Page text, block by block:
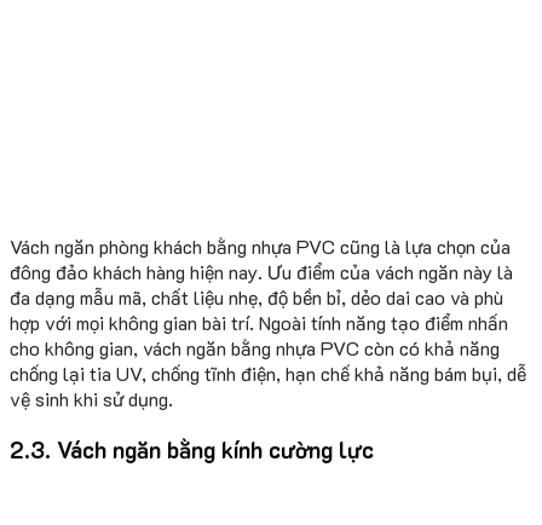
Vách ngăn phòng khách bằng nhựa PVC cũng là lựa chọn của
đông đảo khách hàng hiện nay. Ưu điểm của vách ngăn này là
đa dạng mẫu mã, chất liệu nhẹ, độ bền bỉ, dẻo dai cao và phù
hợp với mọi không gian bài trí. Ngoài tính năng tạo điểm nhấn
cho không gian, vách ngăn bằng nhựa PVC còn có khả năng
chống lại tia UV, chống tĩnh điện, hạn chế khả năng bám bụi, dễ
vệ sinh khi sử dụng.
2.3. Vách ngăn bằng kính cường lực